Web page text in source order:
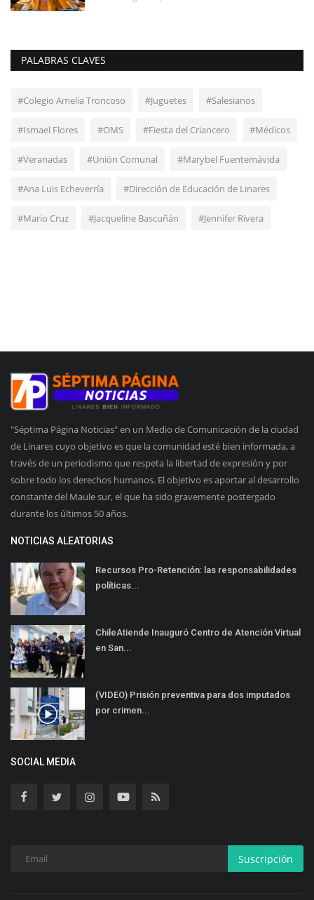
PALABRAS CLAVES
#Colegio Amelia Troncoso #Juguetes #Salesianos
#Ismael Flores #OMS #Fiesta del Criancero #Médicos
#Veranadas #Unión Comunal #Marybel Fuentemávida
#Ana Luis Echeverría #Dirección de Educación de Linares
#Mario Cruz #Jacqueline Bascuñán #Jennifer Rivera
"Séptima Página Noticias" en un Medio de Comunicación de la ciudad
de Linares cuyo objetivo es que la comunidad esté bien informada, a
través de un periodismo que respeta la libertad de expresión y por
sobre todo los derechos humanos. El objetivo es aportar al desarrollo
constante del Maule sur, el que ha sido gravemente postergado
durante los últimos 50 años.
NOTICIAS ALEATORIAS
Recursos Pro-Retención: las responsabilidades
políticas...
ChileAtiende Inauguró Centro de Atención Virtual
en San...
(VIDEO) Prisión preventiva para dos imputados
por crimen...
SOCIAL MEDIA
Suscripción